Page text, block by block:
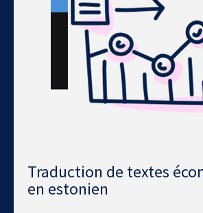
Traduction de textes
en estonien